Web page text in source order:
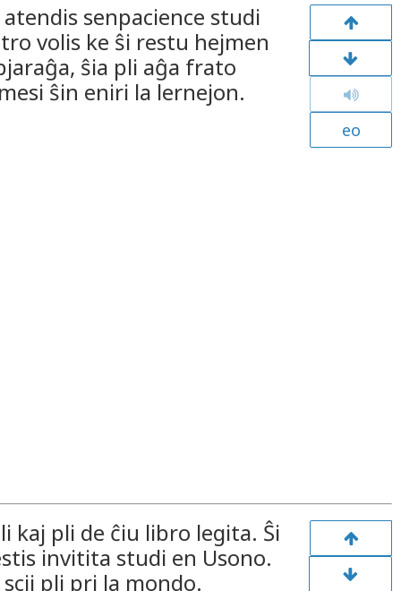
senpacience studi
volis ke ŝi restu hejmen
ŝia pli aĝa frato
ŝin eniri la lernejon.
eo
kaj pli de ĉiu libro legita. Ŝi
invitita studi en Usono.
pli pri la mondo.